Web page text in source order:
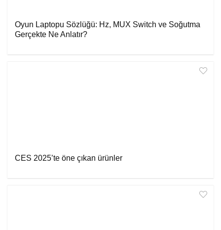
Oyun Laptopu Sözlüğü: Hz, MUX Switch ve Soğutma
Gerçekte Ne Anlatır?
CES 2025’te öne çıkan ürünler